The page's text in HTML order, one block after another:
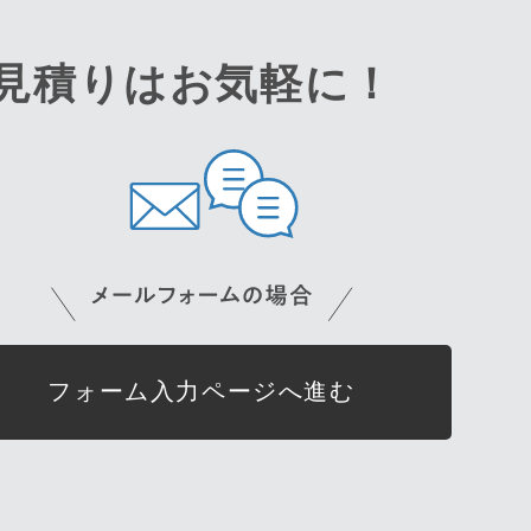
積りはお気軽に！
フォーム入力ページへ進む